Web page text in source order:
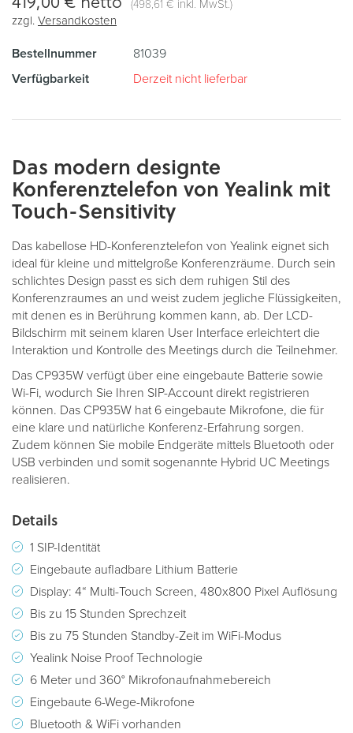
(498,61 € inkl. MwSt.)
zzgl. Versandkosten
Bestellnummer
81039
Verfügbarkeit
Derzeit nicht lieferbar
Das modern designte
Konferenztelefon von Yealink mit
Touch-Sensitivity
Das kabellose HD-Konferenztelefon von Yealink eignet sich
ideal für kleine und mittelgroße Konferenzräume. Durch sein
schlichtes Design passt es sich dem ruhigen Stil des
Konferenzraumes an und weist zudem jegliche Flüssigkeiten,
mit denen es in Berührung kommen kann, ab. Der LCD-
Bildschirm mit seinem klaren User Interface erleichtert die
Interaktion und Kontrolle des Meetings durch die Teilnehmer.
Das CP935W verfügt über eine eingebaute Batterie sowie
Wi-Fi, wodurch Sie Ihren SIP-Account direkt registrieren
können. Das CP935W hat 6 eingebaute Mikrofone, die für
eine klare und natürliche Konferenz-Erfahrung sorgen.
Zudem können Sie mobile Endgeräte mittels Bluetooth oder
USB verbinden und somit sogenannte Hybrid UC Meetings
realisieren.
Details
1 SIP-Identität
Eingebaute aufladbare Lithium Batterie
Display: 4“ Multi-Touch Screen, 480x800 Pixel Auflösung
Bis zu 15 Stunden Sprechzeit
Bis zu 75 Stunden Standby-Zeit im WiFi-Modus
Yealink Noise Proof Technologie
6 Meter und 360° Mikrofonaufnahmebereich
Eingebaute 6-Wege-Mikrofone
Bluetooth & WiFi vorhanden